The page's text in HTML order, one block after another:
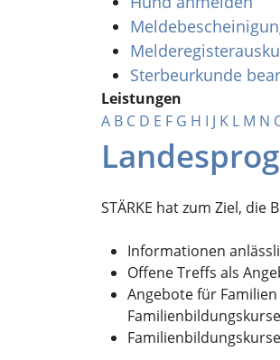
Sterbeurkunde
Leistungen
A B C D E F G H I J K L M N
STÄRKE hat zum Ziel,
Informationen
Offene Treffs als
Angebote für